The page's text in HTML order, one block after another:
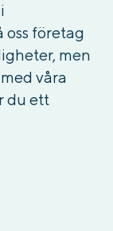
oss företag
men
våra
du ett